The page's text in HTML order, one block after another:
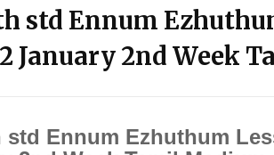
std Ennum
January 2nd Week
std Ennum Ezhuthum